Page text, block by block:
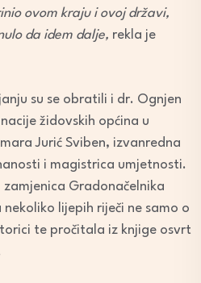
ovom kraju i ovoj državi,
da idem dalje, rekla je
su se obratili i dr. Ognjen
židovskih općina u
Jurić Sviben, izvanredna
i magistrica umjetnosti.
Gradonačelnika
lijepih riječi ne samo o
te pročitala iz knjige osvrt